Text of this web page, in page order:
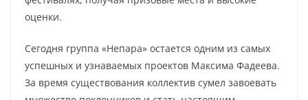
оценки.
Сегодня группа «Непара» остается одним из самых
успешных и узнаваемых проектов Максима Фадеева.
За время существования коллектив сумел завоевать